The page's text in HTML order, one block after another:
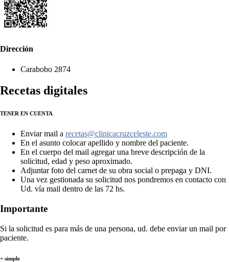
Dirección
Carabobo 2874
Recetas digitales
TENER EN CUENTA
Enviar mail a recetas@clinicacruzceleste.com
En el asunto colocar apellido y nombre del paciente.
En el cuerpo del mail agregar una breve descripción de la
solicitud, edad y peso aproximado.
Adjuntar foto del carnet de su obra social o prepaga y DNI.
Una vez gestionada su solicitud nos pondremos en contacto con
Ud. vía mail dentro de las 72 hs.
Importante
Si la solicitud es para más de una persona, ud. debe enviar un mail por
paciente.
+ simple